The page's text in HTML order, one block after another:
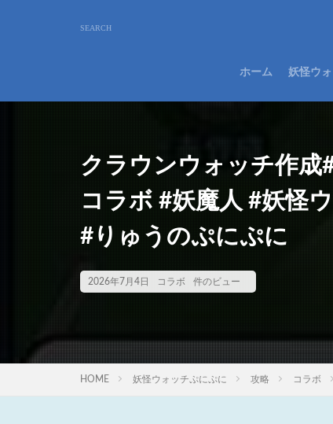
ホーム 妖怪ウ
クラウンウォッチ作成
コラボ #妖魔人 #妖怪
#りゅうのぷにぷに
2026年7月4日 コラボ 件のビュー
HOME 妖怪ウォッチぷにぷに 攻略 コラボ